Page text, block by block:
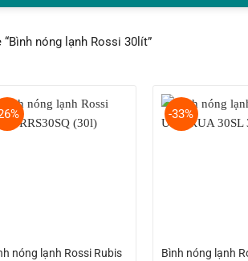
nóng lạnh Rossi 30lít”
nóng lạnh Rossi Rubis
-33%
Bình nóng lạnh